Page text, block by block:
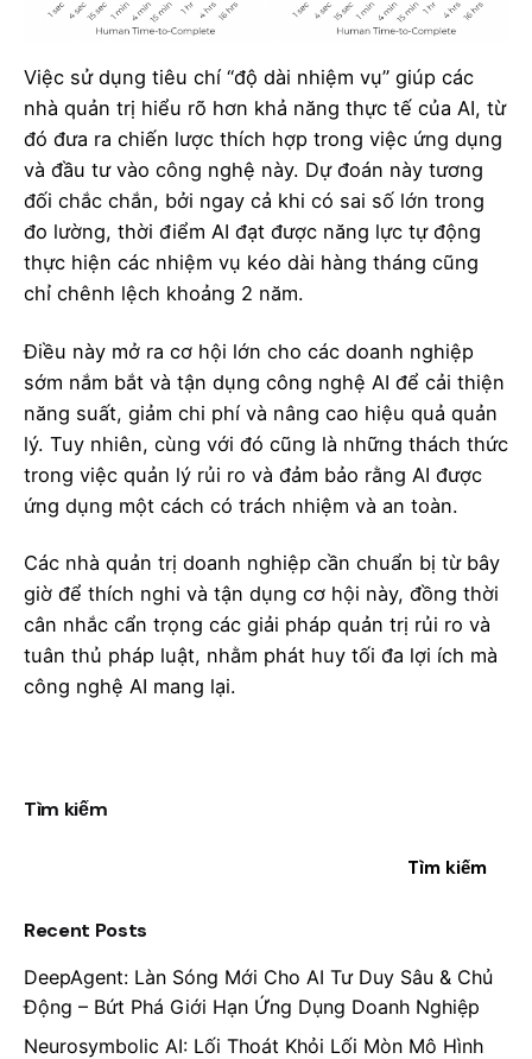
Tìm kiếm
Tìm kiếm
Recent Posts
DeepAgent: Làn Sóng Mới Cho AI Tư Duy Sâu & Chủ
Động – Bứt Phá Giới Hạn Ứng Dụng Doanh Nghiệp
Neurosymbolic AI: Lối Thoát Khỏi Lối Mòn Mô Hình
Việc sử dụng tiêu chí “độ dài nhiệm vụ” giúp các
nhà quản trị hiểu rõ hơn khả năng thực tế của AI, từ
đó đưa ra chiến lược thích hợp trong việc ứng dụng
và đầu tư vào công nghệ này. Dự đoán này tương
đối chắc chắn, bởi ngay cả khi có sai số lớn trong
đo lường, thời điểm AI đạt được năng lực tự động
thực hiện các nhiệm vụ kéo dài hàng tháng cũng
chỉ chênh lệch khoảng 2 năm.
Điều này mở ra cơ hội lớn cho các doanh nghiệp
sớm nắm bắt và tận dụng công nghệ AI để cải thiện
năng suất, giảm chi phí và nâng cao hiệu quả quản
lý. Tuy nhiên, cùng với đó cũng là những thách thức
trong việc quản lý rủi ro và đảm bảo rằng AI được
ứng dụng một cách có trách nhiệm và an toàn.
Các nhà quản trị doanh nghiệp cần chuẩn bị từ bây
giờ để thích nghi và tận dụng cơ hội này, đồng thời
cân nhắc cẩn trọng các giải pháp quản trị rủi ro và
tuân thủ pháp luật, nhằm phát huy tối đa lợi ích mà
công nghệ AI mang lại.